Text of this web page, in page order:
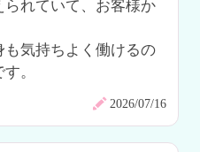
れていて、お客様か
気持ちよく働けるの
。
2026/07/16